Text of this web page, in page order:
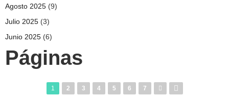
Agosto 2025 (9)
Julio 2025 (3)
Junio 2025 (6)
Páginas
1 2 3 4 5 6 7